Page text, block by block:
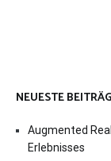
NEUESTE
Augmented
Erlebnisses